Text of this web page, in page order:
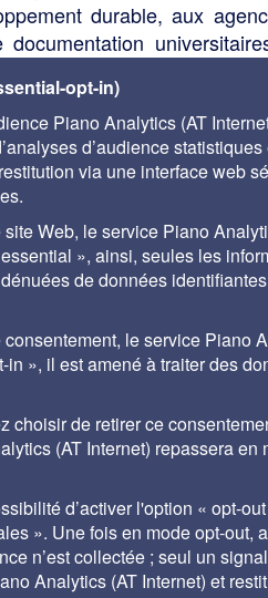
durable, aux
opt-in)
Piano Analytics (AT
d’audience statistiques
via une interface web
Web, le service Piano
», ainsi, seules les
de données
le service Piano
in », il est amené à traiter des
choisir de retirer ce
(AT Internet) repassera en
d’activer l'option « opt-
». Une fois en mode opt-out,
n’est collectée ; seul un
Analytics (AT Internet) et